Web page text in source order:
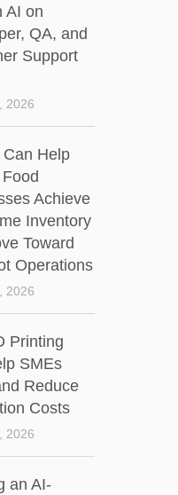
AI on
QA, and
Support
2026
Can Help
Achieve
Inventory
Toward
Operations
2026
Printing
SMEs
Reduce
Costs
2026
an AI-